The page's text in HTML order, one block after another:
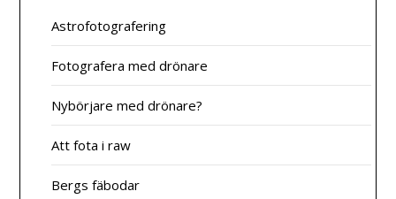
Astrofotografering
Fotografera med drönare
Nybörjare med drönare?
Att fota i raw
Bergs fäbodar